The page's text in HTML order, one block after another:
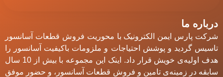
درباره ما
شرکت پارس ایمن الکترونیک با محوریت فروش قطعات آسانسور
تاسیس گردید و پوشش احتیاجات و ملزومات باکیفیت آسانسور را
هدف اولیه‌ی خویش قرار داد. اینک این مجموعه با بیش از 10 سال
سابقه در زمینه‌ی تامین و فروش قطعات آسانسور، و حضور موفق